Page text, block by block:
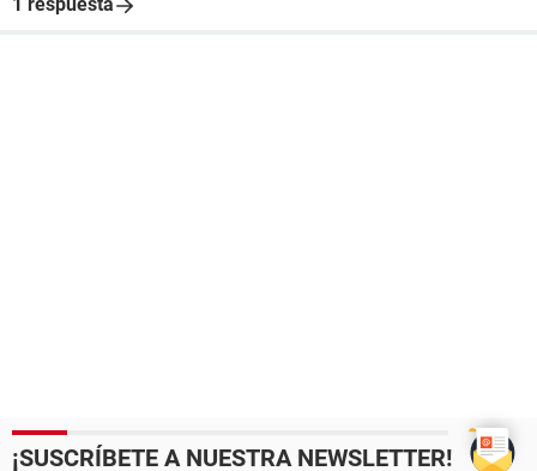
¡SUSCRÍBETE A NUESTRA NEWSLETTER!